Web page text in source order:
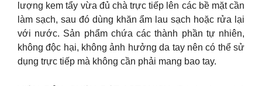
lượng kem tẩy vừa đủ chà trực tiếp lên các bề mặt cần
làm sạch, sau đó dùng khăn ẩm lau sạch hoặc rửa lại
với nước. Sản phẩm chứa các thành phần tự nhiên,
không độc hại, không ảnh hưởng da tay nên có thể sử
dụng trực tiếp mà không cần phải mang bao tay.